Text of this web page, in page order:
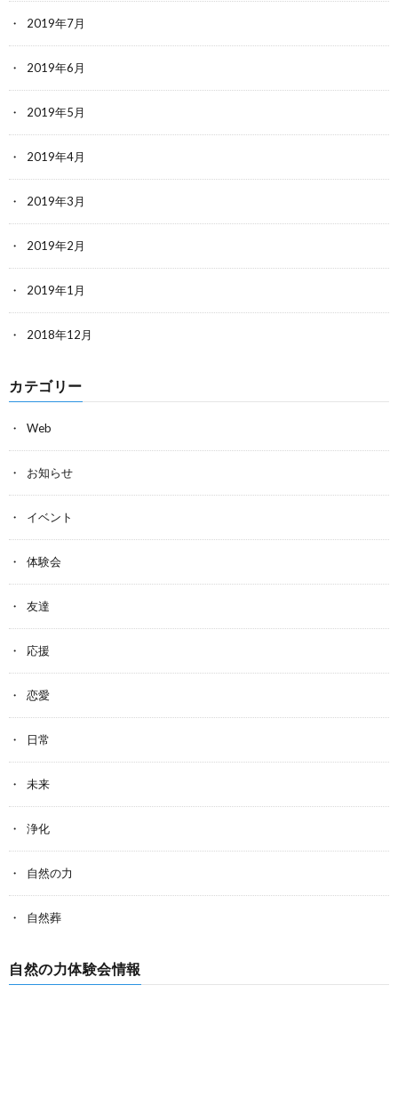
2019年7月
2019年6月
2019年5月
2019年4月
2019年3月
2019年2月
2019年1月
2018年12月
カテゴリー
Web
お知らせ
イベント
体験会
友達
応援
恋愛
日常
未来
浄化
自然の力
自然葬
自然の力体験会情報